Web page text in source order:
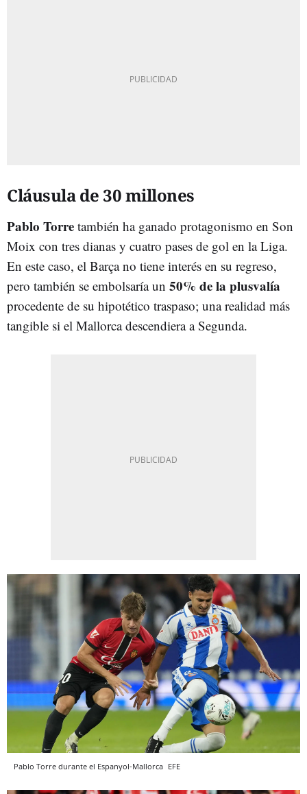
Cláusula de 30 millones
Pablo Torre también ha ganado protagonismo en Son
Moix con tres dianas y cuatro pases de gol en la Liga.
En este caso, el Barça no tiene interés en su regreso,
pero también se embolsaría un 50% de la plusvalía
procedente de su hipotético traspaso; una realidad más
tangible si el Mallorca descendiera a Segunda.
Pablo Torre durante el Espanyol-Mallorca EFE